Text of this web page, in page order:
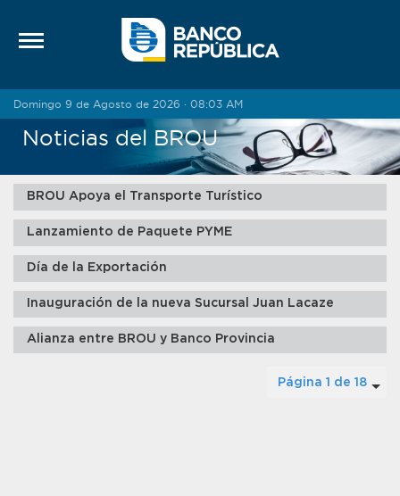
Domingo 9 de Agosto de 2026 · 08:03 AM
Noticias del BROU
BROU Apoya el Transporte Turístico
Lanzamiento de Paquete PYME
Día de la Exportación
Inauguración de la nueva Sucursal Juan Lacaze
Alianza entre BROU y Banco Provincia
Página 1 de 18